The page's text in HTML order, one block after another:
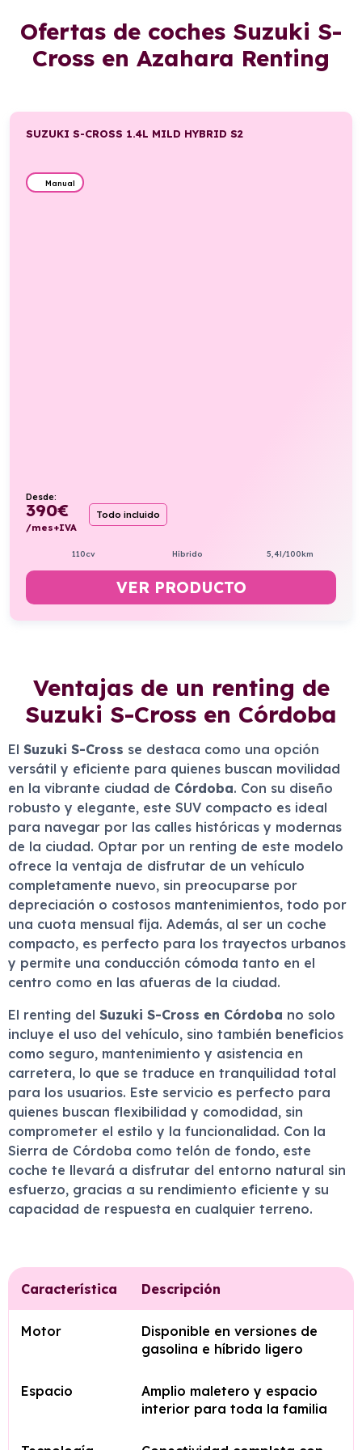
Ofertas de coches Suzuki S-
Cross en Azahara Renting
SUZUKI S-CROSS 1.4L MILD HYBRID S2
Manual
Desde:
390€
/mes+IVA
Todo incluido
110cv Híbrido 5,4l/100km
VER PRODUCTO
Ventajas de un renting de
Suzuki S-Cross en Córdoba
El Suzuki S-Cross se destaca como una opción
versátil y eficiente para quienes buscan movilidad
en la vibrante ciudad de Córdoba. Con su diseño
robusto y elegante, este SUV compacto es ideal
para navegar por las calles históricas y modernas
de la ciudad. Optar por un renting de este modelo
ofrece la ventaja de disfrutar de un vehículo
completamente nuevo, sin preocuparse por
depreciación o costosos mantenimientos, todo por
una cuota mensual fija. Además, al ser un coche
compacto, es perfecto para los trayectos urbanos
y permite una conducción cómoda tanto en el
centro como en las afueras de la ciudad.
El renting del Suzuki S-Cross en Córdoba no solo
incluye el uso del vehículo, sino también beneficios
como seguro, mantenimiento y asistencia en
carretera, lo que se traduce en tranquilidad total
para los usuarios. Este servicio es perfecto para
quienes buscan flexibilidad y comodidad, sin
comprometer el estilo y la funcionalidad. Con la
Sierra de Córdoba como telón de fondo, este
coche te llevará a disfrutar del entorno natural sin
esfuerzo, gracias a su rendimiento eficiente y su
capacidad de respuesta en cualquier terreno.
Característica Descripción
Motor
Disponible en versiones de
gasolina e híbrido ligero
Espacio
Amplio maletero y espacio
interior para toda la familia